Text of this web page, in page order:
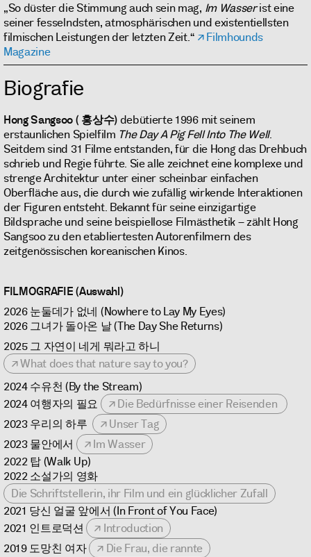
„So düster die Stimmung auch sein mag, Im Wasserist eine
seiner fesselndsten, atmosphärischen und existentiellsten
filmischen Leistungen der letzten Zeit.“
Filmhounds
Magazine
Biografie
Hong Sangsoo( 홍상수)debütierte 1996 mit seinem
erstaunlichen Spielfilm The Day A Pig Fell Into The Well.
Seitdem sind 31 Filme entstanden, für die Hong das Drehbuch
schrieb und Regie führte. Sie alle zeichnet eine komplexe und
strenge Architektur unter einer scheinbar einfachen
Oberfläche aus, die durch wie zufällig wirkende Interaktionen
der Figuren entsteht. Bekannt für seine einzigartige
Bildsprache und seine beispiellose Filmästhetik – zählt Hong
Sangsoo zu den etabliertesten Autorenfilmern des
zeitgenössischen koreanischen Kinos.
FILMOGRAFIE (Auswahl)
2026 눈둘데가 없네 (Nowhere to Lay My Eyes)
2026 그녀가 돌아온 날 (The Day She Returns)
2025 그 자연이 네게 뭐라고 하니
What does that nature say to you?
2024 수유천 (By the Stream)
2024 여행자의 필요
Die Bedürfnisse einer Reisenden
2023 우리의 하루
Unser Tag
2023 물안에서
Im Wasser
2022 탑 (Walk Up)
2022 소설가의 영화
Die Schriftstellerin, ihr Film und ein glücklicher Zufall
2021 당신 얼굴 앞에서 (In Front of You Face)
2021 인트로덕션
Introduction
2019 도망친 여자
Die Frau, die rannte